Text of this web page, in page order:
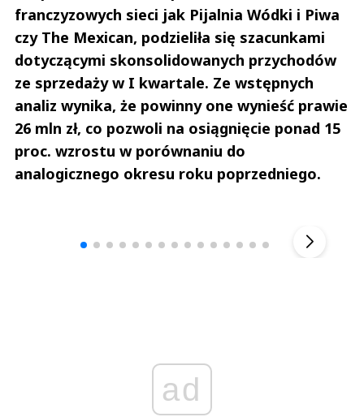
franczyzowych sieci jak Pijalnia Wódki i Piwa
czy The Mexican, podzieliła się szacunkami
dotyczącymi skonsolidowanych przychodów
ze sprzedaży w I kwartale. Ze wstępnych
analiz wynika, że powinny one wynieść prawie
26 mln zł, co pozwoli na osiągnięcie ponad 15
proc. wzrostu w porównaniu do
analogicznego okresu roku poprzedniego.
ad